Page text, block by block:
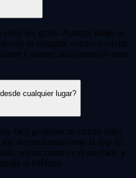
ser gratis. Aunque luego se
al comprar, vender o enviar
y abrirse una cuenta no tiene
cualquier lugar?
fácil gestionar tu cartera estés
de confianza como la app de
seguir cómo va el mercado y
el teléfono.